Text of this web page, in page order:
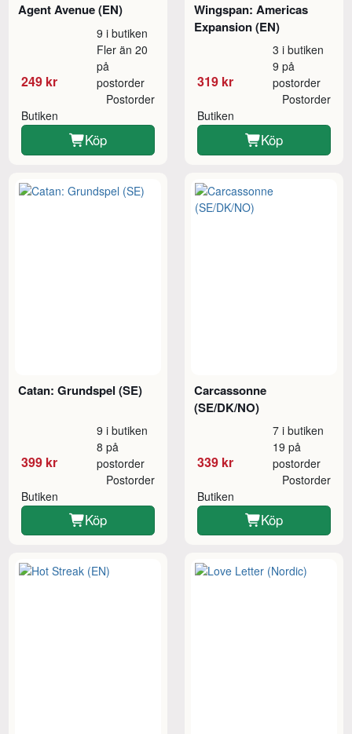
Agent Avenue (EN)
249 kr
9 i butiken
Fler än 20
på
postorder
Butiken
Postorder
Köp
Wingspan: Americas
Expansion (EN)
319 kr
3 i butiken
9 på
postorder
Butiken
Postorder
Köp
Catan: Grundspel (SE)
399 kr
9 i butiken
8 på
postorder
Butiken
Postorder
Köp
Carcassonne
(SE/DK/NO)
339 kr
7 i butiken
19 på
postorder
Butiken
Postorder
Köp